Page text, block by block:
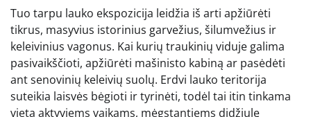
Tuo tarpu lauko ekspozicija leidžia iš arti apžiūrėti
tikrus, masyvius istorinius garvežius, šilumvežius ir
keleivinius vagonus. Kai kurių traukinių viduje galima
pasivaikščioti, apžiūrėti mašinisto kabiną ar pasėdėti
ant senovinių keleivių suolų. Erdvi lauko teritorija
suteikia laisvės bėgioti ir tyrinėti, todėl tai itin tinkama
vieta aktyviems vaikams, mėgstantiems didžiulę